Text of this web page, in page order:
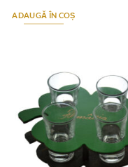
ADAUGĂ ÎN COȘ